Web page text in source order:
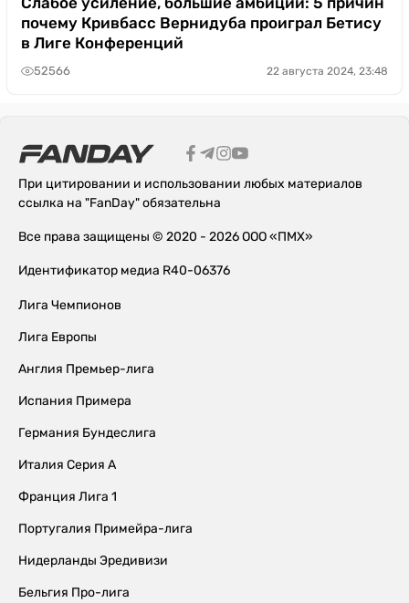
почему Кривбасс Вернидуба проиграл Бетису
в Лиге Конференций
52566 22 августа 2024, 23:48
При цитировании и использовании любых материалов
ссылка на "FanDay" обязательна
Все права защищены © 2020 - 2026 ООО «ПМХ»
Идентификатор медиа R40-06376
Лига Чемпионов
Лига Европы
Англия Премьер-лига
Испания Примера
Германия Бундеслига
Италия Серия А
Франция Лига 1
Португалия Примейра-лига
Нидерланды Эредивизи
Бельгия Про-лига